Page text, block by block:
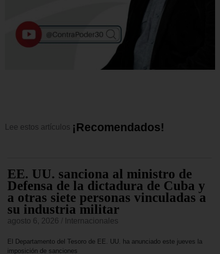
Lee estos artículos ¡Recomend ad os!
EE. UU. sanciona al ministro de
Defensa de la dictadura de Cuba y
a otras siete personas vinculadas a
su industria militar
agosto 6, 2026 Internacionales
El Departamento del Tesoro de EE. UU. ha anunciado este jueves la
imposición de sanciones